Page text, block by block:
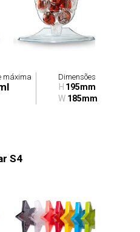
máxima Dimensões
H 195mm
W 185mm
S4